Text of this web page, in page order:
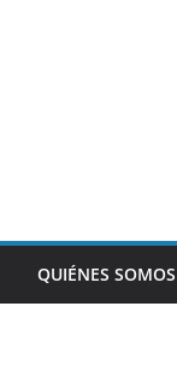
QUIÉNES SOMOS